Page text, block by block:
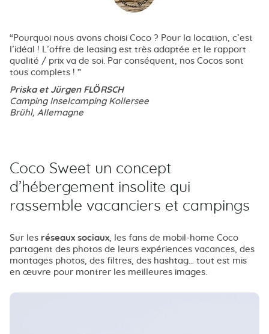
Pourquoi nous avons choisi Coco ? Pour la location, c’est
l’idéal ! L’offre de leasing est très adaptée et le rapport
qualité / prix va de soi. Par conséquent, nos Cocos sont
tous complets !
Priska et Jürgen FLÖRSCH
Camping Inselcamping Kollersee
Brühl, Allemagne
Coco Sweet un concept
d’hébergement insolite qui
rassemble vacanciers et campings
Sur les réseaux sociaux , les fans de mobil-home Coco
partagent des photos de leurs expériences vacances, des
montages photos, des filtres, des hashtag… tout est mis
en œuvre pour montrer les meilleures images.